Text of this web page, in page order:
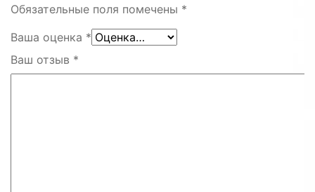
Обязательные поля помечены *
Ваша оценка *
Ваш отзыв *